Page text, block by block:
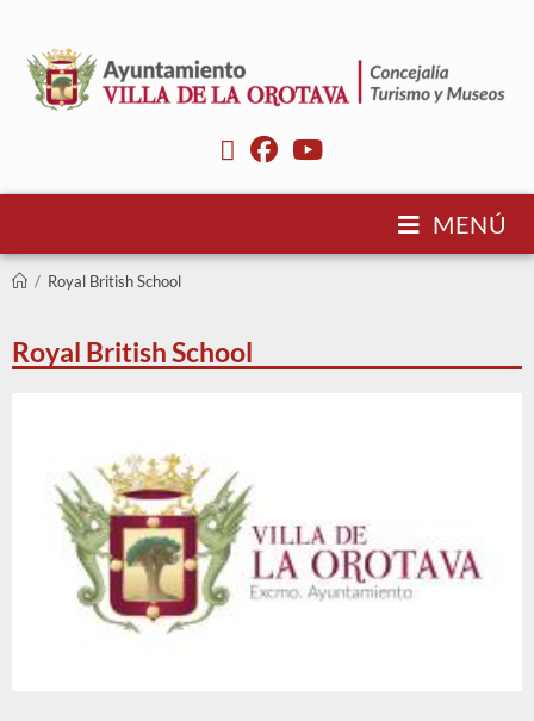
MENÚ
/ Royal British School
Royal British School